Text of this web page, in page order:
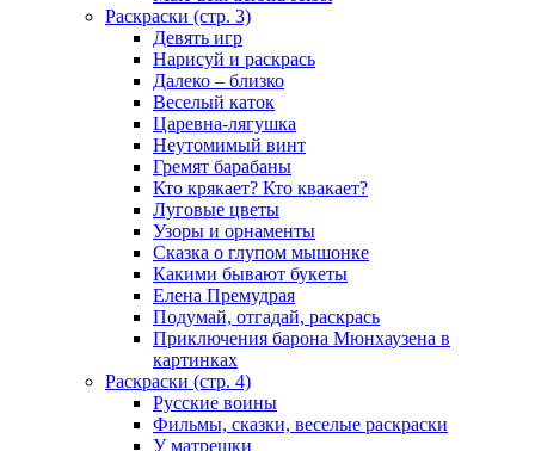
Раскраски (стр. 3)
Девять игр
Нарисуй и раскрась
Далеко – близко
Веселый каток
Царевна-лягушка
Неутомимый винт
Гремят барабаны
Кто крякает? Кто квакает?
Луговые цветы
Узоры и орнаменты
Сказка о глупом мышонке
Какими бывают букеты
Елена Премудрая
Подумай, отгадай, раскрась
Приключения барона Мюнхаузена в
картинках
Раскраски (стр. 4)
Русские воины
Фильмы, сказки, веселые раскраски
У матрешки